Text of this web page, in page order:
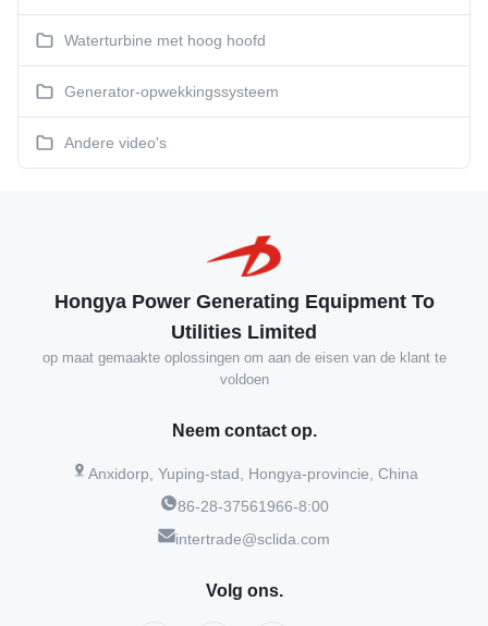
Waterturbine met hoog hoofd
Generator-opwekkingssysteem
Andere video's
Hongya Power Generating Equipment To
Utilities Limited
op maat gemaakte oplossingen om aan de eisen van de klant te
voldoen
Neem contact op.
Anxidorp, Yuping-stad, Hongya-provincie, China
86-28-37561966-8:00
intertrade@sclida.com
Volg ons.